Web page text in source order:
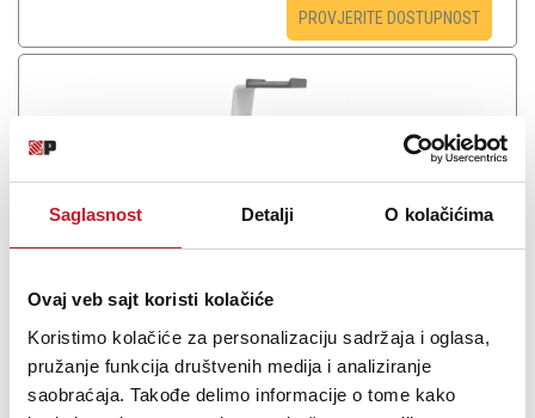
Saglasnost Detalji O kolačićima
Ovaj veb sajt koristi kolačiće
Koristimo kolačiće za personalizaciju sadržaja i oglasa,
pružanje funkcija društvenih medija i analiziranje
saobraćaja. Takođe delimo informacije o tome kako
PROVJERITE DOSTUPNOST
Kanto H1 White
- Stalci za Slušalice